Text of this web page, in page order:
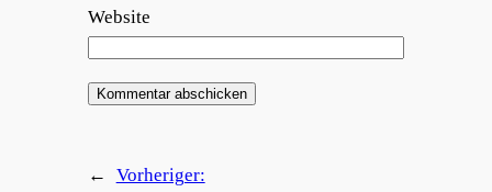
Website
←
Vorheriger: